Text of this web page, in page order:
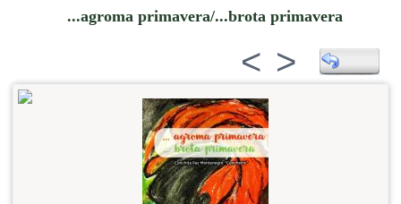
...agroma primavera/...brota primavera
< >